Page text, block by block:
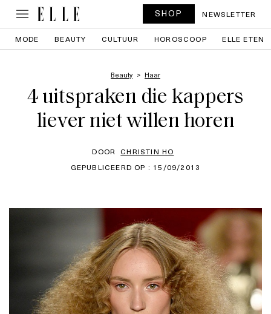
SHOP NEWSLETTER
MODE BEAUTY CULTUUR HOROSCOOP ELLE ETEN
Beauty Haar
4 uitspraken die kappers
liever niet willen horen
DOOR CHRISTIN HO
GEPUBLICEERD OP : 15/09/2013